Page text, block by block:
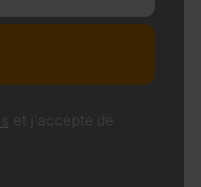
et j'accepte de